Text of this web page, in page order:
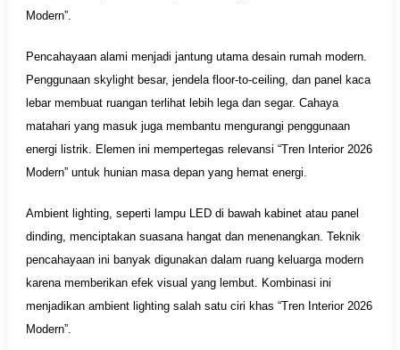
Modern”.
Pencahayaan alami menjadi jantung utama desain rumah modern.
Penggunaan skylight besar, jendela floor-to-ceiling, dan panel kaca
lebar membuat ruangan terlihat lebih lega dan segar. Cahaya
matahari yang masuk juga membantu mengurangi penggunaan
energi listrik. Elemen ini mempertegas relevansi “Tren Interior 2026
Modern” untuk hunian masa depan yang hemat energi.
Ambient lighting, seperti lampu LED di bawah kabinet atau panel
dinding, menciptakan suasana hangat dan menenangkan. Teknik
pencahayaan ini banyak digunakan dalam ruang keluarga modern
karena memberikan efek visual yang lembut. Kombinasi ini
menjadikan ambient lighting salah satu ciri khas “Tren Interior 2026
Modern”.